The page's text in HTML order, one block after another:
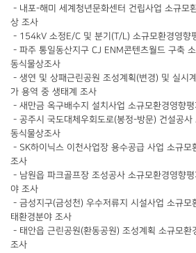
- 내포-해미 세계청년문화센터 건립사업 소규모
상 조사
- 154kV 소정E/C 및 분기(T/L) 소규모환경영향
- 파주 통일동산지구 CJ ENM콘텐츠월드 구축
동식물상조사
- 생연 및 상패근린공원 조성계획(변경) 및 실시
가 용역 중 생태계 조사
- 새만금 옥구배수지 설치사업 소규모환경영향
- 공주시 국도대체우회도로(봉정-방문) 건설공사
동식물상조사
- SK하이닉스 이천사업장 용수공급 사업 소규모
조사
- 남원읍 파크골프장 조성공사 소규모환경영향
야 조사
- 금성지구(금성천) 우수저류지 시설사업 소규모
태환경분야 조사
- 태안읍 근린공원(환동공원) 조성계획 소규모환
조사